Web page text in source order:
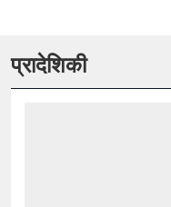
प्रादेशिकी